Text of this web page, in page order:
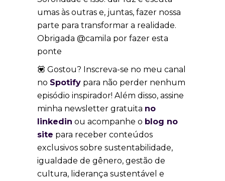
umas às outras e, juntas, fazer nossa
parte para transformar a realidade.
Obrigada @camila por fazer esta
ponte
💟 Gostou? Inscreva-se no meu canal
no Spotify para não perder nenhum
episódio inspirador! Além disso, assine
minha newsletter gratuita no
linkedin ou acompanhe o blog no
site para receber conteúdos
exclusivos sobre sustentabilidade,
igualdade de gênero, gestão de
cultura, liderança sustentável e